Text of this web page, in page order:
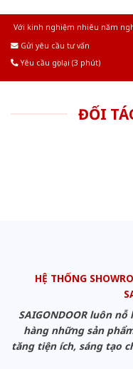
Với kinh nghiệm nhiêu năm
Gửi yêu cầu tư vấn
Yêu cầu gọi lại (3 phút)
ĐỐI
HỆ THỐNG
SAIGONDOOR luôn
hàng những sản
tăng tiện ích, sáng tạo